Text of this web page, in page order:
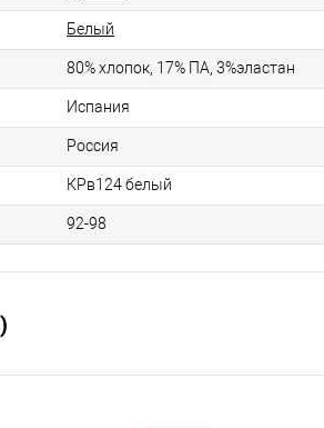
Белый
80% хлопок, 17% ПА, 3%эластан
Испания
Россия
КРв124 белый
92-98